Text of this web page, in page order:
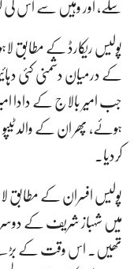
سکے، اور وہیں سے اس کی
پولیس ریکارڈ کے مطابق
کے درمیان دشمنی کئی
کردیا۔
میں شہباز شریف کے
تھیں۔ اس وقت کے بڑے